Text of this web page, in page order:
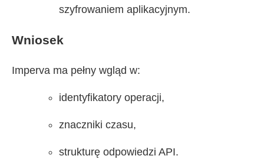
szyfrowaniem aplikacyjnym.
Wniosek
Imperva ma pełny wgląd w:
identyfikatory operacji,
znaczniki czasu,
strukturę odpowiedzi API.